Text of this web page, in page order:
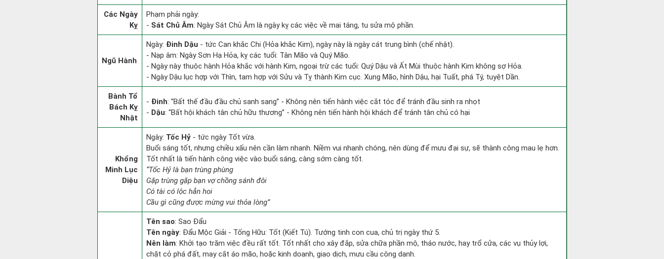
Các Ngày
Kỵ
Phạm phải ngày:
- Sát Chủ Âm: Ngày Sát Chủ Âm là ngày kỵ các việc về mai táng, tu sửa mộ phần.
Ngũ Hành
Ngày: Đinh Dậu - tức Can khắc Chi (Hỏa khắc Kim), ngày này là ngày cát trung bình (chế nhật).
- Nạp âm: Ngày Sơn Hạ Hỏa, kỵ các tuổi: Tân Mão và Quý Mão.
- Ngày này thuộc hành Hỏa khắc với hành Kim, ngoại trừ các tuổi: Quý Dậu và Ất Mùi thuộc hành Kim không sợ Hỏa.
- Ngày Dậu lục hợp với Thìn, tam hợp với Sửu và Tỵ thành Kim cục. Xung Mão, hình Dậu, hại Tuất, phá Tý, tuyệt Dần.
Bành Tổ
Bách Kỵ
Nhật
- Đinh: “Bất thế đầu đầu chủ sanh sang” - Không nên tiến hành việc cắt tóc để tránh đầu sinh ra nhọt
- Dậu: “Bất hội khách tân chủ hữu thương” - Không nên tiến hành hội khách để tránh tân chủ có hại
Khổng
Minh Lục
Diệu
Ngày: Tốc Hỷ - tức ngày Tốt vừa.
Buổi sáng tốt, nhưng chiều xấu nên cần làm nhanh. Niềm vui nhanh chóng, nên dùng để mưu đại sự, sẽ thành công mau lẹ hơn.
Tốt nhất là tiến hành công việc vào buổi sáng, càng sớm càng tốt.
“Tốc Hỷ là bạn trùng phùng
Gặp trùng gặp bạn vợ chồng sánh đôi
Có tài có lộc hẳn hoi
Cầu gì cũng được mừng vui thỏa lòng”
Tên sao: Sao Đẩu
Tên ngày: Đẩu Mộc Giải - Tống Hữu: Tốt (Kiết Tú). Tướng tinh con cua, chủ trị ngày thứ 5.
Nên làm: Khởi tạo trăm việc đều rất tốt. Tốt nhất cho xây đắp, sửa chữa phần mộ, tháo nước, hay trổ cửa, các vụ thủy lợi,
chặt cỏ phá đất, may cắt áo mão, hoặc kinh doanh, giao dịch, mưu cầu công danh.